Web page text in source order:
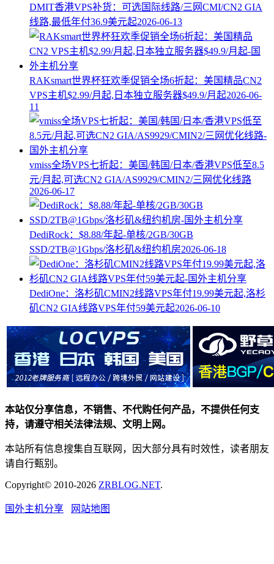
DMIT香港VPS补货：可选国际线路/三网CMI/CN2 GIA
线路,最低年付36.9美元起2026-06-13
RAKsmart世界杯狂欢季促销全场6折起：美国精品CN2
VPS主机$2.99/月起,日本独立服务器$49.9/月起2026-06-
11
vmiss全场VPS七折起：美国/韩国/日本/香港VPS低至8.5
元/月起,可选CN2 GIA/AS9929/CMIN2/三网优化线路
2026-06-17
DediRock：$8.88/年起-单核/2GB/30GB
SSD/2TB@1Gbps/洛杉矶&纽约机房2026-06-18
DediOne：洛杉矶CMIN2线路VPS年付19.99美元起,洛杉
矶CN2 GIA线路VPS年付59美元起2026-06-10
本站仅分享信息，不销售、不代购任何产品，不提供任何支
持，请遵守相关法律法规、文明上网。
本站所有信息搜集自互联网，因大部分具有时效性，读者朋友
请自行甄别。
Copyright© 2010-2026 ZRBLOG.NET.
国外主机分享 网站地图